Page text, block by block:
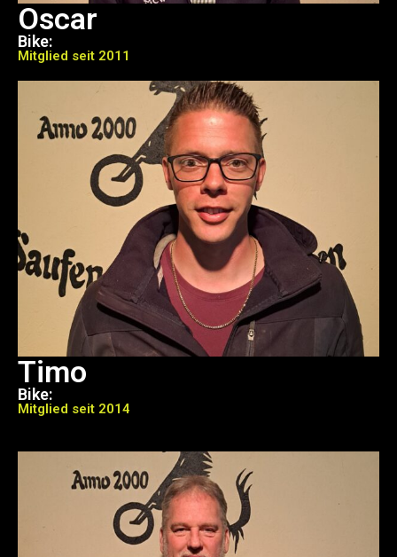
Oscar
Bike:
Mitglied seit 2011
Timo
Bike:
Mitglied seit 2014